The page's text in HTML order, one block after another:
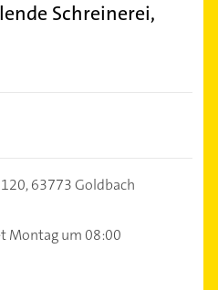
Schreinerei,
63773 Goldbach
Montag um 08:00